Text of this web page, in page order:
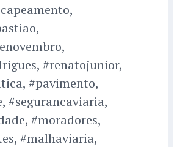
#renatojunior,
#pavimento,
#segurancaviaria,
#moradores,
#malhaviaria,